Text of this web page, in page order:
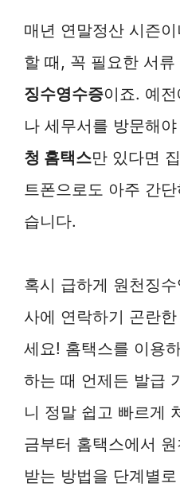
매년 연말정산 시즌
할 때, 꼭 필요한 서류
징수영수증이죠. 예
나 세무서를 방문해
청 홈택스만 있다면
트폰으로도 아주 간
습니다.
혹시 급하게 원천징
사에 연락하기 곤란
세요! 홈택스를 이용
하는 때 언제든 발급
니 정말 쉽고 빠르게
금부터 홈택스에서
받는 방법을 단계별